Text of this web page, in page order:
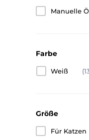
Manuelle
Farbe
Weiß
Größe
Für Katzen